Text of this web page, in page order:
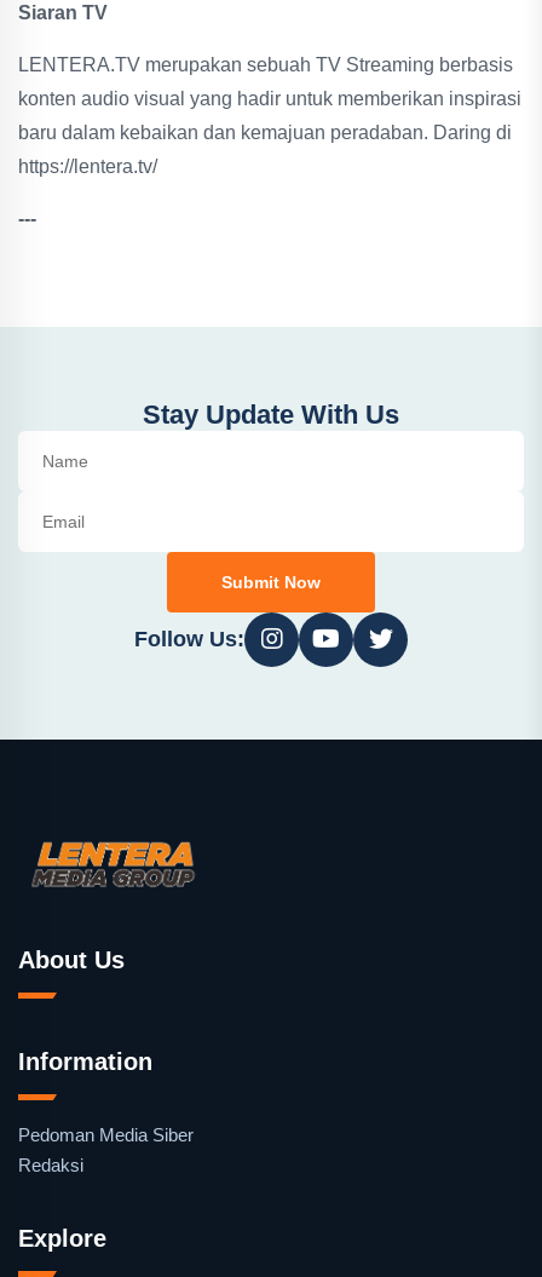
Siaran TV
LENTERA.TV merupakan sebuah TV Streaming berbasis
konten audio visual yang hadir untuk memberikan inspirasi
baru dalam kebaikan dan kemajuan peradaban. Daring di
https://lentera.tv/
---
Stay Update With Us
Submit Now
Follow Us:
About Us
Information
Pedoman Media Siber
Redaksi
Explore